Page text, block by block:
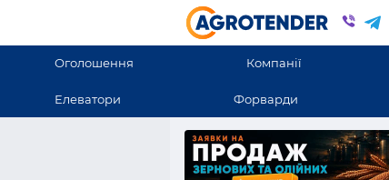
Оголошення Компанії
Елеватори Форварди